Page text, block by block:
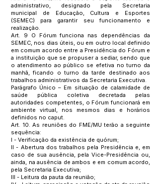
administrativo, designado pela Secretaria
municipal de Educação, Cultura e Esportes
(SEMEC) para garantir seu funcionamento e
realização.
Art. 9 O Fórum funciona nas dependências da
SEMEC, nos dias úteis, ou em outro local definido
em comum acordo entre a Presidência do Fórum e
a instituição que se propuser a sediar, sendo que
o atendimento ao público se efetiva no turno da
manhã, ficando o turno da tarde destinado aos
trabalhos administrativos da Secretaria Executiva.
Parágrafo Único – Em situação de calamidade de
saúde pública coletiva decretada pelas
autoridades competentes, o Fórum funcionará em
ambiente virtual, nos mesmos dias e horários
definidos no caput.
Art. 10. As reuniões do FME/MU terão a seguinte
sequência:
I - Verificação da existência de quórum;
II - Abertura dos trabalhos pela Presidência e, em
caso de sua ausência, pela Vice-Presidência ou,
ainda, na ausência de ambos e em comum acordo,
pela Secretaria Executiva;
III - Leitura da pauta da reunião;